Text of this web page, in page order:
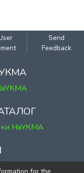
Send
Feedback
НаУКМА
2